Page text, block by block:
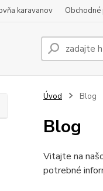
karavanov
Úvod Blog
Blog
Vitajte na
potrebné